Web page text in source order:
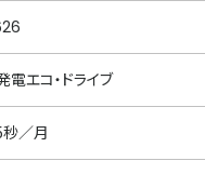
電エコ・ドライブ
秒／月